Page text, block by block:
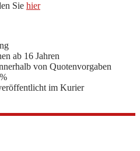
Sie hier
ab 16 Jahren
von Quotenvorgaben
im Kurier